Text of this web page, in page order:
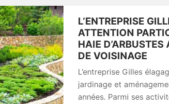
L’ENTREPRISE
ATTENTION
HAIE
DE VOISINAGE
L’entreprise Gilles
jardinage et
années. Parmi ses